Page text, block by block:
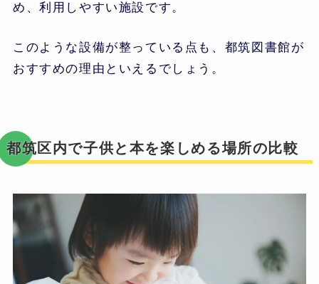
め、利用しやすい施設です。
このような設備が整っている点も、都筑図書館が
おすすめの理由といえるでしょう。
都筑区内で子供と本を楽しめる場所の比較